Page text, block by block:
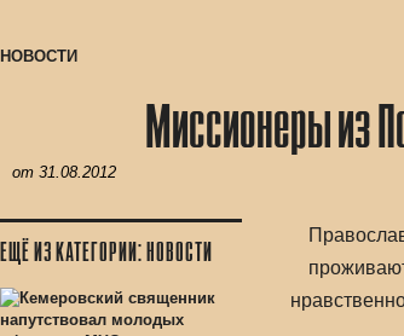
НОВОСТИ
Миссионеры из
от 31.08.2012
ЕЩЁ ИЗ КАТЕГОРИИ: НОВОСТИ